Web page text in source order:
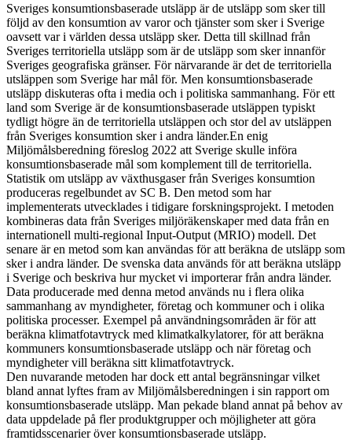
Sveriges konsumtionsbaserade utsläpp är de utsläpp som sker till
följd av den konsumtion av varor och tjänster som sker i Sverige
oavsett var i världen dessa utsläpp sker. Detta till skillnad från
Sveriges territoriella utsläpp som är de utsläpp som sker innanför
Sveriges geografiska gränser. För närvarande är det de territoriella
utsläppen som Sverige har mål för. Men konsumtionsbaserade
utsläpp diskuteras ofta i media och i politiska sammanhang. För ett
land som Sverige är de konsumtionsbaserade utsläppen typiskt
tydligt högre än de territoriella utsläppen och stor del av utsläppen
från Sveriges konsumtion sker i andra länder.En enig
Miljömålsberedning föreslog 2022 att Sverige skulle införa
konsumtionsbaserade mål som komplement till de territoriella.
Statistik om utsläpp av växthusgaser från Sveriges konsumtion
produceras regelbundet av SC B. Den metod som har
implementerats utvecklades i tidigare forskningsprojekt. I metoden
kombineras data från Sveriges miljöräkenskaper med data från en
internationell multi-regional Input-Output (MRIO) modell. Det
senare är en metod som kan användas för att beräkna de utsläpp som
sker i andra länder. De svenska data används för att beräkna utsläpp
i Sverige och beskriva hur mycket vi importerar från andra länder.
Data producerade med denna metod används nu i flera olika
sammanhang av myndigheter, företag och kommuner och i olika
politiska processer. Exempel på användningsområden är för att
beräkna klimatfotavtryck med klimatkalkylatorer, för att beräkna
kommuners konsumtionsbaserade utsläpp och när företag och
myndigheter vill beräkna sitt klimatfotavtryck.
Den nuvarande metoden har dock ett antal begränsningar vilket
bland annat lyftes fram av Miljömålsberedningen i sin rapport om
konsumtionsbaserade utsläpp. Man pekade bland annat på behov av
data uppdelade på fler produktgrupper och möjligheter att göra
framtidsscenarier över konsumtionsbaserade utsläpp.